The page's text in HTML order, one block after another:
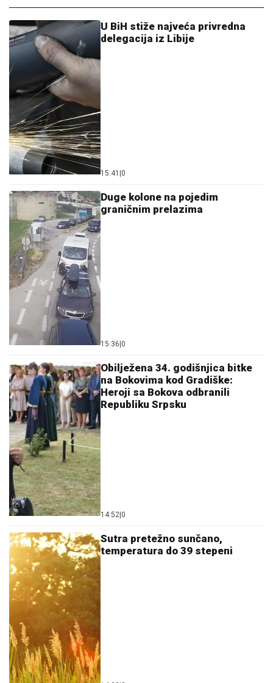
U BiH stiže najveća privredna
delegacija iz Libije
15:41 |0
Duge kolone na pojedim
graničnim prelazima
15:36|0
Obilježena 34. godišnjica bitke
na Bokovima kod Gradiške:
Heroji sa Bokova odbranili
Republiku Srpsku
14:52|0
Sutra pretežno sunčano,
temperatura do 39 stepeni